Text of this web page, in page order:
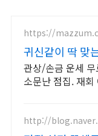
https://
귀신같이 딱 맞
관상/손금 운세
소문난 점집. 재
http://